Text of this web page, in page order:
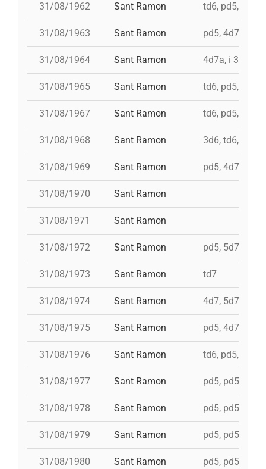
31/08/1962 Sant Ramon td6, pd5, 4d7,
31/08/1963 Sant Ramon pd5, 4d7a, i
31/08/1964 Sant Ramon 4d7a, i 3d7s, i
31/08/1965 Sant Ramon td6, pd5, 4d7,
31/08/1967 Sant Ramon td6, pd5, pd5,
31/08/1968 Sant Ramon 3d6, td6, pd5,
31/08/1969 Sant Ramon pd5, 4d7, i
31/08/1970 Sant Ramon
31/08/1971 Sant Ramon
31/08/1972 Sant Ramon pd5, 5d7, td7,
31/08/1973 Sant Ramon td7
31/08/1974 Sant Ramon 4d7, 5d7,
31/08/1975 Sant Ramon pd5, 4d7,
31/08/1976 Sant Ramon td6, pd5, pd5,
31/08/1977 Sant Ramon pd5, pd5, pd5,
31/08/1978 Sant Ramon pd5, pd5, pd5,
31/08/1979 Sant Ramon pd5, pd5, pd5,
31/08/1980 Sant Ramon pd5, pd5, pd5,